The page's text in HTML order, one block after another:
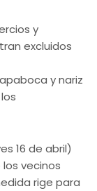
y
excluidos
y nariz
16 de abril)
vecinos
rige para